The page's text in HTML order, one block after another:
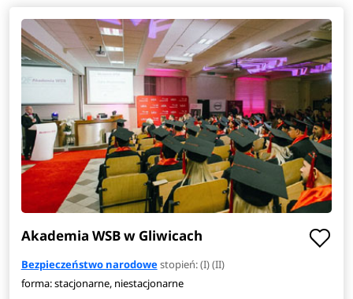
Akademia WSB w Gliwicach
Bezpieczeństwo narodowestopień: (I) (II)
forma: stacjonarne, niestacjonarne